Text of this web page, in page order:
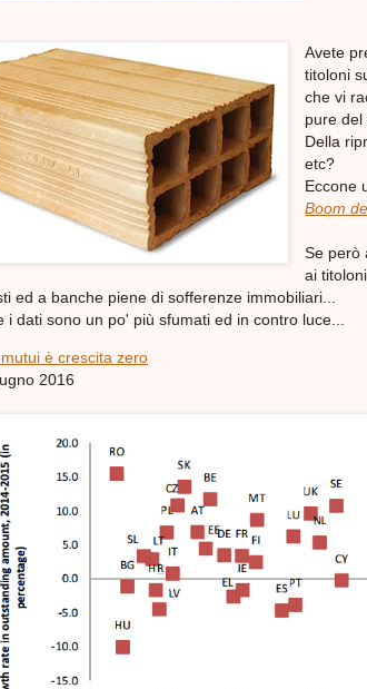
Avete
titoloni
che vi
pure del
Della
etc?
Eccone
Boom
Se però
ai
ed a banche piene di sofferenze immobiliari...
i dati sono un po' più sfumati ed in contro luce...
è crescita zero
2016